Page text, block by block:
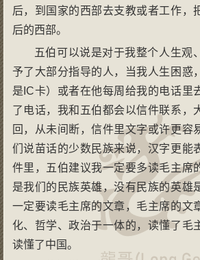
后，到国家的西部去支教或者工作，
后的西部。
五伯可以说是对于我整个人生观
予了大部分指导的人，当我人生困惑
是IC卡）或者在他每周给我的电话里
了电话，我和五伯都会以信件联系，
回，从未间断，信件里文字或许更容
们说苗话的少数民族来说，汉字更能
件里，五伯建议我一定要多读毛主席
是我们的民族英雄，没有民族的英雄
一定要读毛主席的文章，毛主席的文
化、哲学、政治于一体的，读懂了毛
读懂了中国。